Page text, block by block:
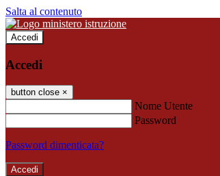
Salta al contenuto
Accedi
Accedi
button close ×
Nome Utente
Password
Password dimenticata?